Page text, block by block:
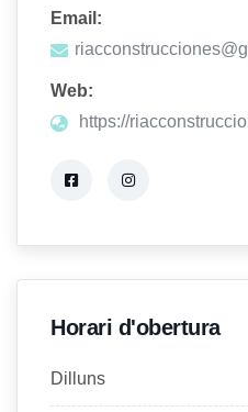
Email:
Web:
https://
Horari d'obertura
Dilluns